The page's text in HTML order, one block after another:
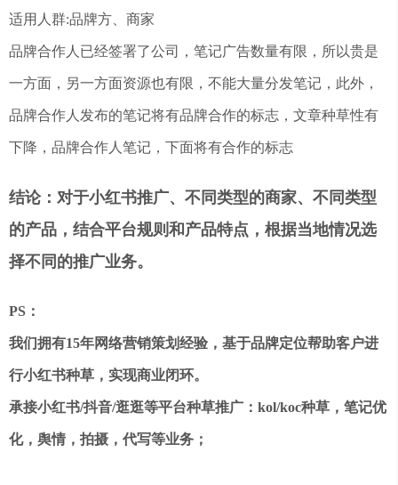
适用人群:品牌方、商家
品牌合作人已经签署了公司，笔记广告数量有限，所以贵是
一方面，另一方面资源也有限，不能大量分发笔记，此外，
品牌合作人发布的笔记将有品牌合作的标志，文章种草性有
下降，品牌合作人笔记，下面将有合作的标志
结论：对于小红书推广、不同类型的商家、不同类型
的产品，结合平台规则和产品特点，根据当地情况选
择不同的推广业务。
PS：
我们拥有15年网络营销策划经验，基于品牌定位帮助客户进
行小红书种草，实现商业闭环。
承接小红书/抖音/逛逛等平台种草推广：kol/koc种草，笔记优
化，舆情，拍摄，代写等业务；